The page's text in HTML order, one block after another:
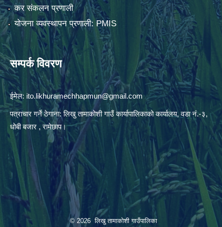
कर संकलन प्रणाली
योजना व्यवस्थापन प्रणाली: PMIS
सम्पर्क विवरण
ईमेल: ito.likhuramechhapmun@gmail.com
पत्राचार गर्ने ठेगाना: लिखु तामाकोशी गाउँ कार्यापालिकाको कार्यालय, वडा नं.-३,
धोबी बजार , रामेछाप।
© 2026 लिखु तामाकोशी गाउँपालिका